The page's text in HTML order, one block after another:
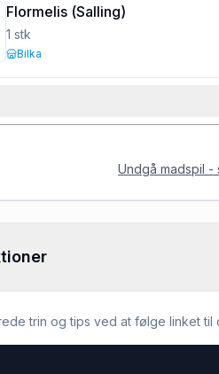
Flormelis (Salling)
1 stk
Bilka
Undgå madspil
trin og tips ved at følge linket til